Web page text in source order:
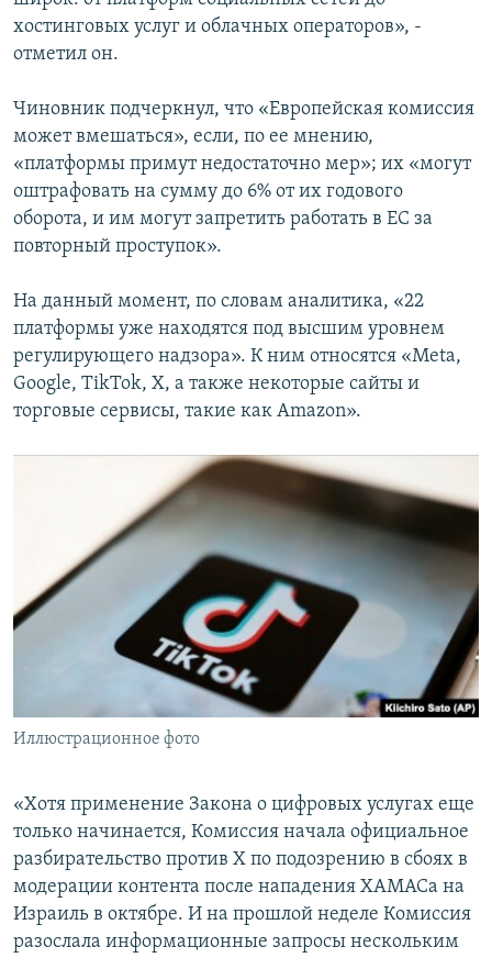
хостинговых услуг и облачных операторов», -
отметил он.
Чиновник подчеркнул, что «Европейская комиссия
может вмешаться», если, по ее мнению,
«платформы примут недостаточно мер»; их «могут
оштрафовать на сумму до 6% от их годового
оборота, и им могут запретить работать в ЕС за
повторный проступок».
На данный момент, по словам аналитика, «22
платформы уже находятся под высшим уровнем
регулирующего надзора». К ним относятся «Meta,
Google, TikTok, X, а также некоторые сайты и
торговые сервисы, такие как Amazon».
Иллюстрационное фото
«Хотя применение Закона о цифровых услугах еще
только начинается, Комиссия начала официальное
разбирательство против X по подозрению в сбоях в
модерации контента после нападения ХАМАСа на
Израиль в октябре. И на прошлой неделе Комиссия
разослала информационные запросы нескольким